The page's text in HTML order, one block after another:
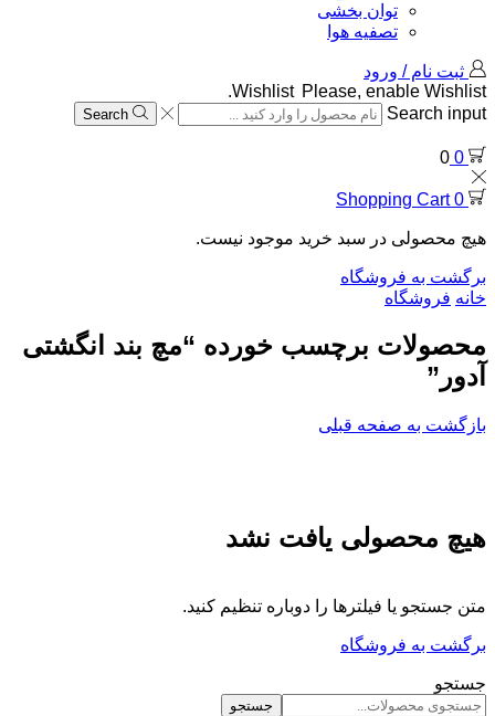
توان بخشی
تصفیه هوا
ثبت نام / ورود
Wishlist Please, enable Wishlist.
Search input
Search
0
0
0
Shopping Cart
هیچ محصولی در سبد خرید موجود نیست.
برگشت به فروشگاه
خانه فروشگاه
محصولات برچسب خورده “مچ بند انگشتی
آدور”
بازگشت به صفحه قبلی
هیچ محصولی یافت نشد
متن جستجو یا فیلترها را دوباره تنظیم کنید.
برگشت به فروشگاه
جستجو
جستجو